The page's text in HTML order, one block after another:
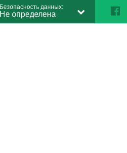
Безопасность данных:
Не определена